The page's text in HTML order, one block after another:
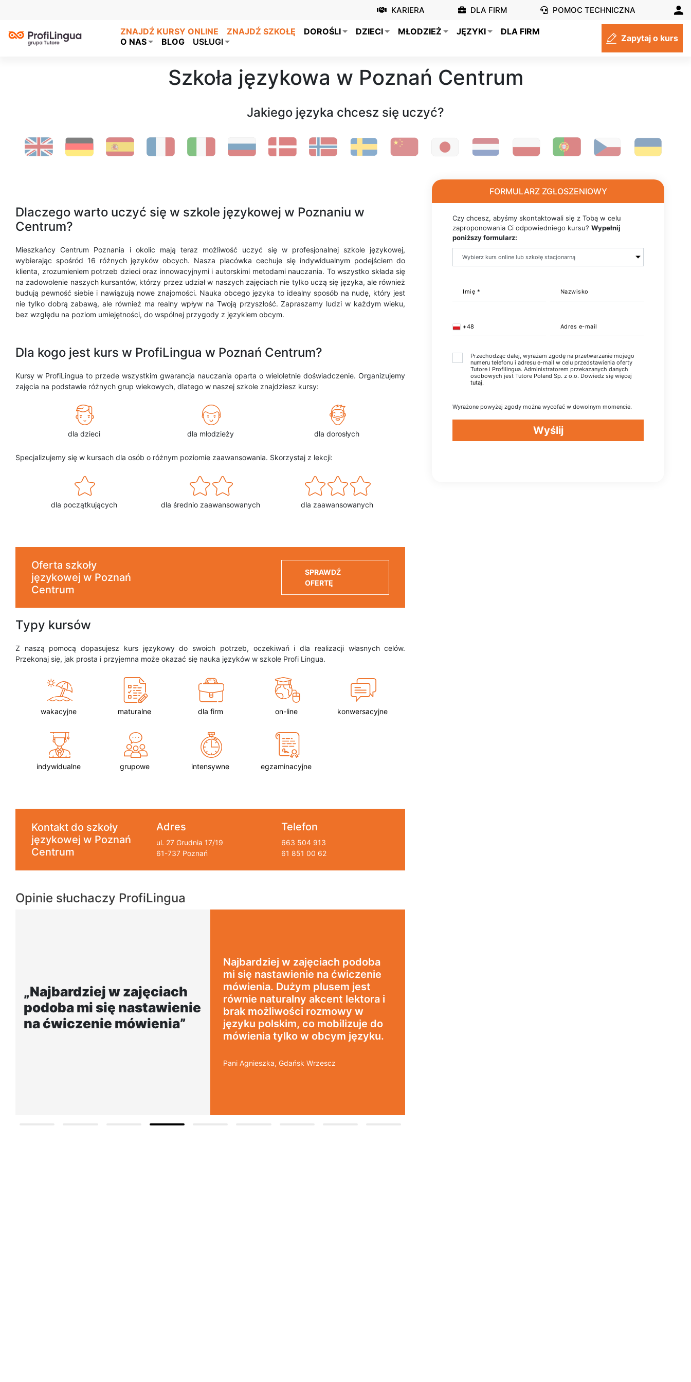
KARIERA DLA FIRM POMOC TECHNICZNA
ZNAJDŹ KURSY ONLINE ZNAJDŹ SZKOŁĘ DOROŚLI DZIECI MŁODZIEŻ JĘZYKI
DLA FIRM
O NAS
BLOG USŁUGI Zapytaj o kurs
Szkoła językowa w Poznań Centrum
Jakiego języka chcesz się uczyć?
Dlaczego warto uczyć się w szkole językowej w Poznaniu w
Centrum?
Mieszkańcy Centrum Poznania i okolic mają teraz możliwość uczyć się w profesjonalnej szkole językowej,
wybierając spośród 16 różnych języków obcych. Nasza placówka cechuje się indywidualnym podejściem do
klienta, zrozumieniem potrzeb dzieci oraz innowacyjnymi i autorskimi metodami nauczania. To wszystko składa się
na zadowolenie naszych kursantów, którzy przez udział w naszych zajęciach nie tylko uczą się języka, ale również
budują pewność siebie i nawiązują nowe znajomości. Nauka obcego języka to idealny sposób na nudę, który jest
nie tylko dobrą zabawą, ale również ma realny wpływ na Twoją przyszłość. Zapraszamy ludzi w każdym wieku,
bez względu na poziom umiejętności, do wspólnej przygody z językiem obcym.
Dla kogo jest kurs w ProfiLingua w Poznań Centrum?
Kursy w ProfiLingua to przede wszystkim gwarancja nauczania oparta o wieloletnie doświadczenie. Organizujemy
zajęcia na podstawie różnych grup wiekowych, dlatego w naszej szkole znajdziesz kursy:
dla dzieci dla młodzieży dla dorosłych
Specjalizujemy się w kursach dla osób o różnym poziomie zaawansowania. Skorzystaj z lekcji:
dla początkujących dla średnio zaawansowanych dla zaawansowanych
Oferta szkoły
językowej w Poznań
Centrum
SPRAWDŹ
OFERTĘ
Typy kursów
Z naszą pomocą dopasujesz kurs językowy do swoich potrzeb, oczekiwań i dla realizacji własnych celów.
Przekonaj się, jak prosta i przyjemna może okazać się nauka języków w szkole Profi Lingua.
wakacyjne maturalne dla firm on-line konwersacyjne
indywidualne grupowe intensywne egzaminacyjne
Kontakt do szkoły
językowej w Poznań
Centrum
Adres
ul. 27 Grudnia 17/19
61-737 Poznań
Telefon
663 504 913
61 851 00 62
Opinie słuchaczy ProfiLingua
Dużym plusem jest
akcent lektora i
rozmowy w
co mobilizuje do
„Wygodna, nowoczesna
szkoła położona w
dogodnej lokalizacji”
jestem bardzo zadowolona.
Zajęcia z nativami, wygodna,
nowoczesna szkoła położona w
dogodnej lokalizacji, bo tuż przy
wyjściu z metra, mili pracownicy,
bardzo konkurencyjna cena kursu
i najlepsza Pani manager, która
służy pomocą w każdej chwili!
FORMULARZ ZGŁOSZENIOWY
Czy chcesz, abyśmy skontaktowali się z Tobą w celu
zaproponowania Ci odpowiedniego kursu?Wypełnij
poniższy formularz:
Imię * Nazwisko
+48 Adres e-mail
Przechodząc dalej, wyrażam zgodę na przetwarzanie mojego
numeru telefonu i adresu e-mail w celu przedstawienia oferty
Tutore i Profilingua. Administratorem przekazanych danych
osobowych jest Tutore Poland Sp. z o.o. Dowiedz się więcej
tutaj.
Wyrażone powyżej zgody można wycofać w dowolnym momencie.
Wyślij